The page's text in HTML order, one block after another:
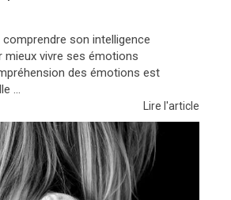
comprendre son intelligence
mieux vivre ses émotions
des émotions est
...
Lire l'article